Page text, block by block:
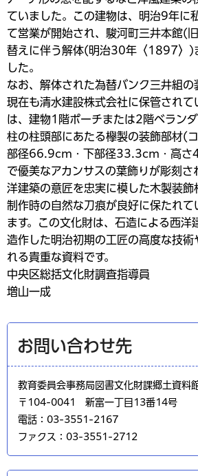
ていました。この建物は、明治9年に
て営業が開始され、駿河町三井本館(
替えに伴う解体(明治30年〈1897〉)
した。
なお、解体された為替バンク三井組の
現在も清水建設株式会社に保管されて
は、建物1階ポーチまたは2階ベランダ
柱の柱頭部にあたる欅製の装飾部材(
部径66.9cm・下部径33.3cm・高さ
で優美なアカンサスの葉飾りが彫刻さ
洋建築の意匠を忠実に模した木製装飾
制作時の自然な刀痕が良好に保たれて
ます。この文化財は、石造による西洋
造作した明治初期の工匠の高度な技術
れる貴重な資料です。
中央区総括文化財調査指導員
増山一成
お問い合わせ先
教育委員会事務局図書文化財課郷土資料
〒104-0041 新富一丁目13番14号
電話：03-3551-2167
ファクス：03-3551-2712